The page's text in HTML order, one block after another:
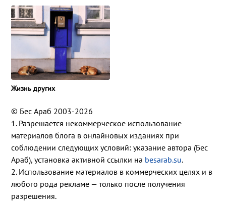
Жизнь других
© Бес Араб 2003-2026
1. Разрешается некоммерческое использование
материалов блога в онлайновых изданиях при
соблюдении следующих условий: указание автора (Бес
Араб), установка активной ссылки на besarab.su.
2. Использование материалов в коммерческих целях и в
любого рода рекламе — только после получения
разрешения.